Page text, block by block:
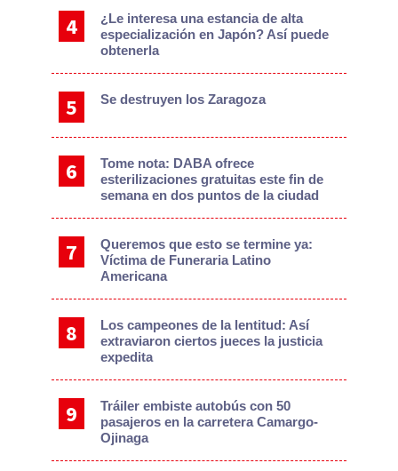
¿Le interesa una estancia de alta
especialización en Japón? Así puede
obtenerla
Se destruyen los Zaragoza
Tome nota: DABA ofrece
esterilizaciones gratuitas este fin de
semana en dos puntos de la ciudad
Queremos que esto se termine ya:
Víctima de Funeraria Latino
Americana
Los campeones de la lentitud: Así
extraviaron ciertos jueces la justicia
expedita
Tráiler embiste autobús con 50
pasajeros en la carretera Camargo-
Ojinaga